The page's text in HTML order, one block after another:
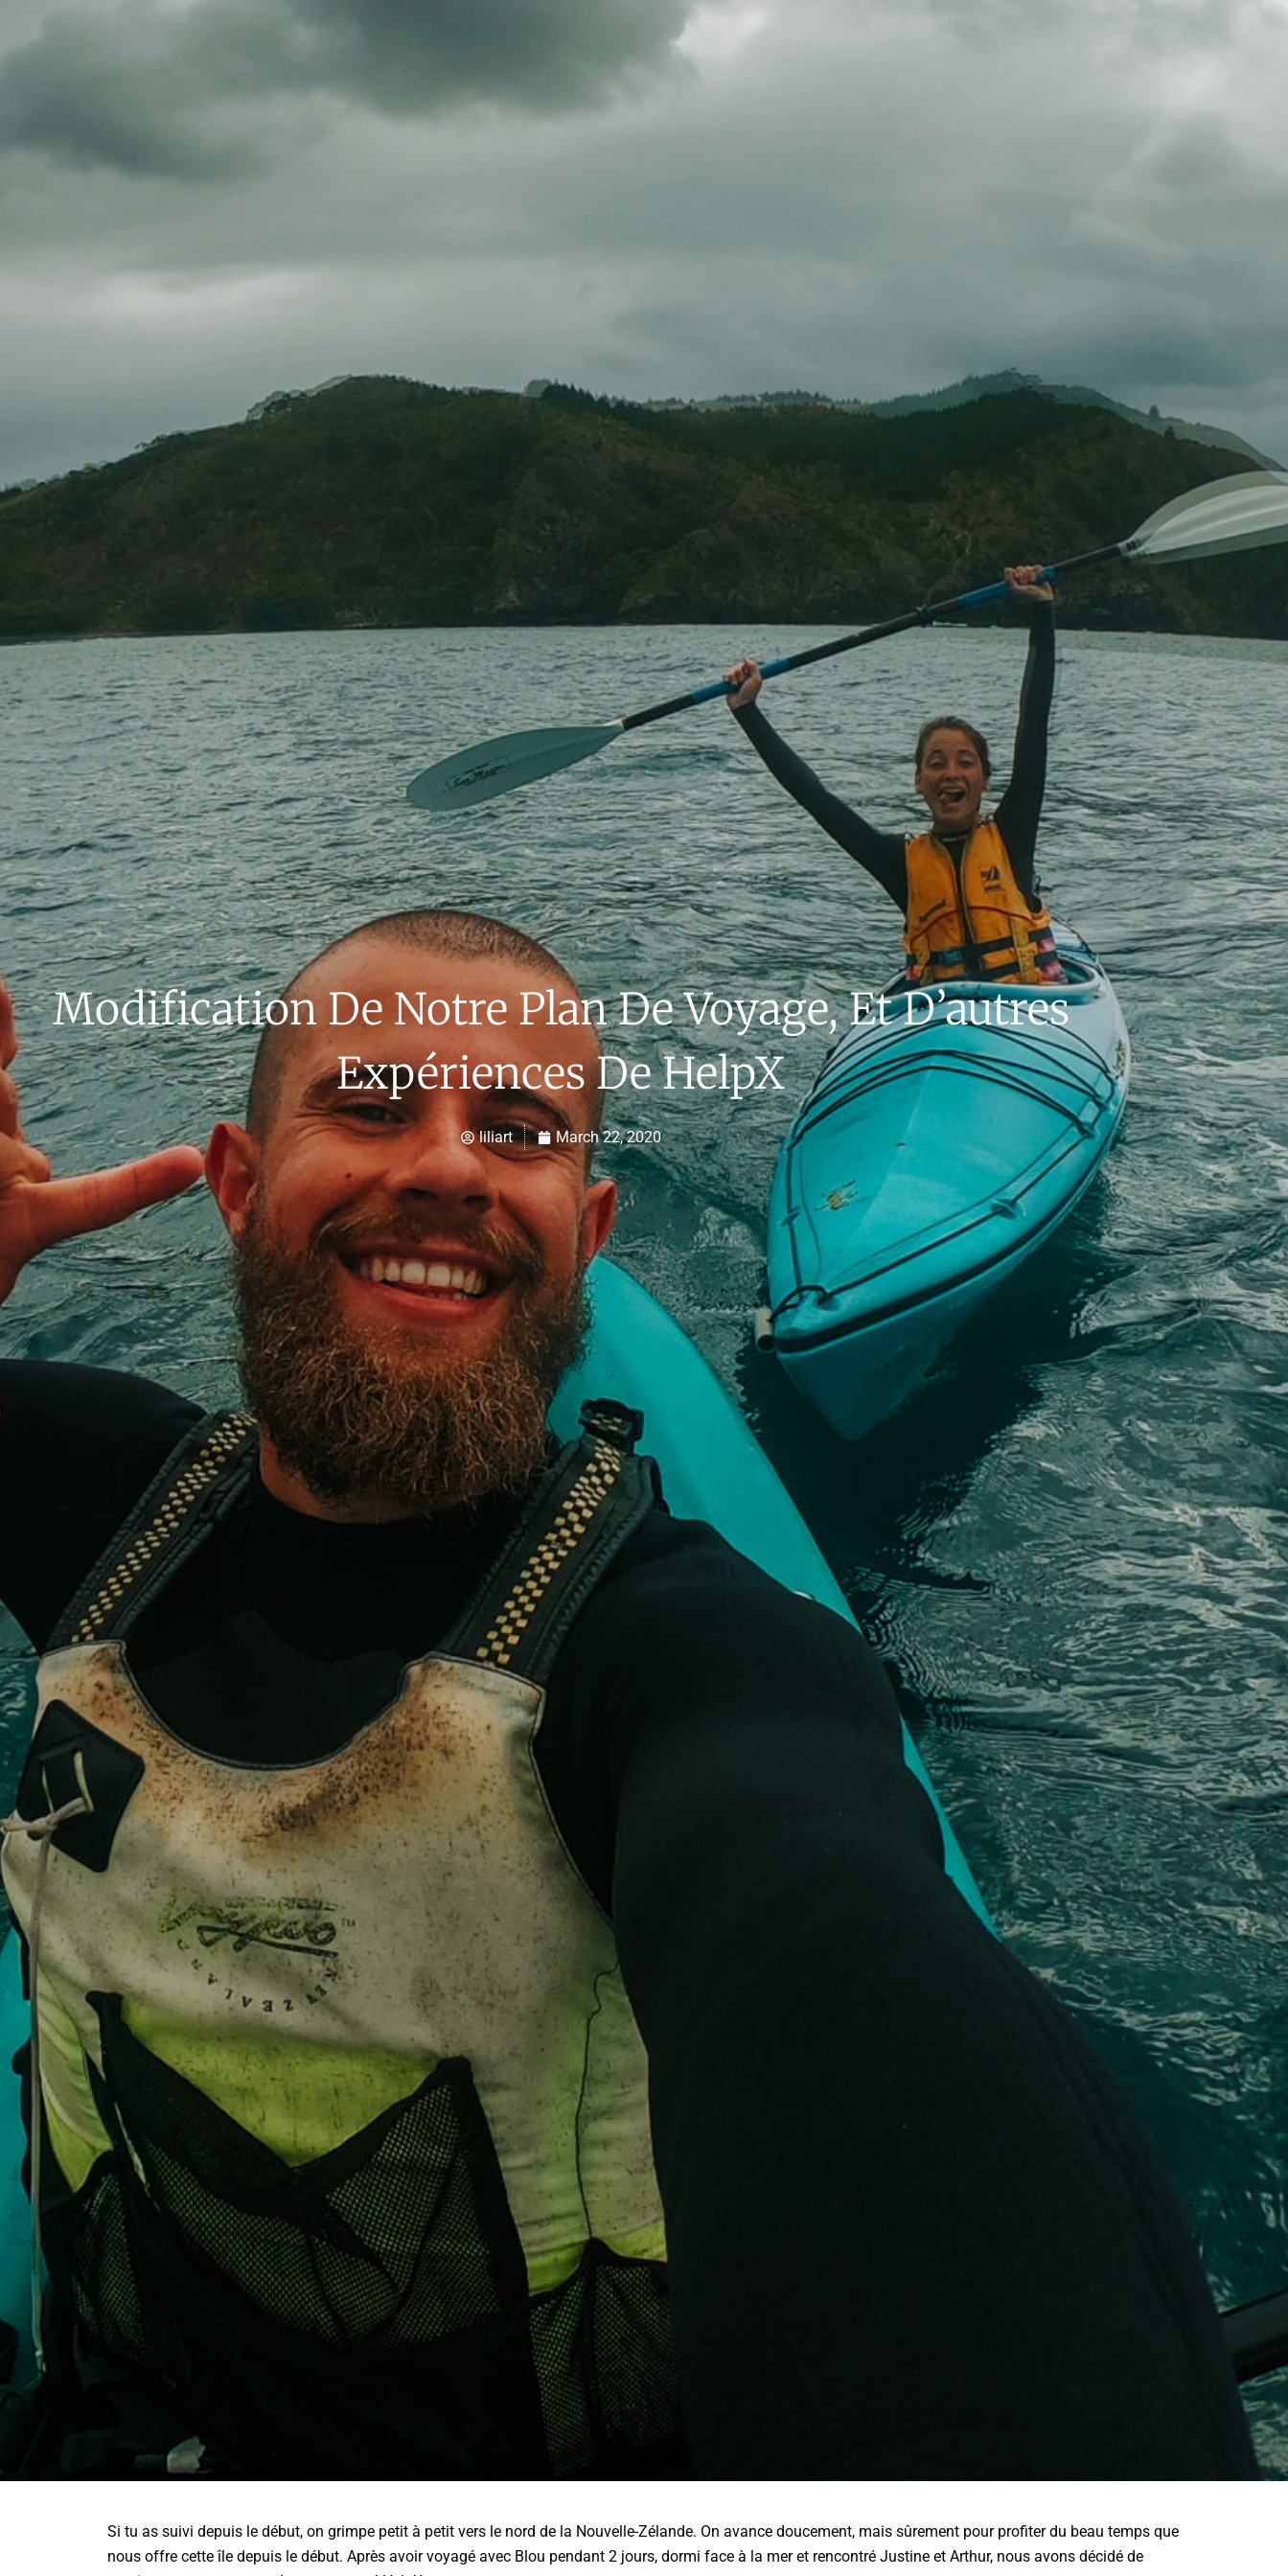
Modification De Notre Plan De Voyage, Et D’autres
Expériences De HelpX
liliart March 22, 2020
Si tu as suivi depuis le début, on grimpe petit à petit vers le nord de la Nouvelle-Zélande. On avance doucement, mais sûrement pour profiter du beau temps que
nous offre cette île depuis le début. Après avoir voyagé avec Blou pendant 2 jours, dormi face à la mer et rencontré Justine et Arthur, nous avons décidé de